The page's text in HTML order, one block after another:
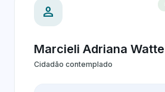
person
Marcieli Adriana
Cidadão contemplado